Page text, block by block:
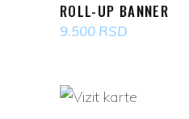
ROLL-UP BANNER
9.500 RSD